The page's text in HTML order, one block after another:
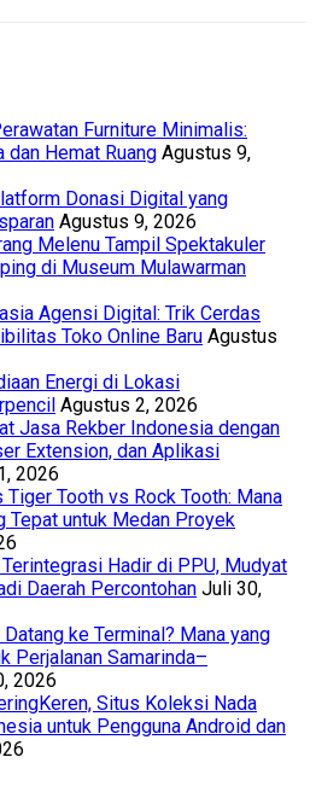
Furniture Minimalis:
dan Hemat Ruang Agustus 9,
Donasi Digital yang
Agustus 9, 2026
Melenu Tampil Spektakuler
di Museum Mulawarman
Agensi Digital: Trik Cerdas
Toko Online Baru Agustus
Energi di Lokasi
Agustus 2, 2026
Jasa Rekber Indonesia dengan
Extension, dan Aplikasi
2026
Tiger Tooth vs Rock Tooth: Mana
Tepat untuk Medan Proyek
Hadir di PPU, Mudyat
Daerah Percontohan Juli 30,
ke Terminal? Mana yang
Perjalanan Samarinda–
2026
Situs Koleksi Nada
untuk Pengguna Android dan